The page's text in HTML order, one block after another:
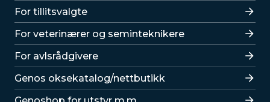
For tillitsvalgte
For veterinærer og seminteknikere
For avlsrådgivere
Lenker
Genos oksekatalog/nettbutikk